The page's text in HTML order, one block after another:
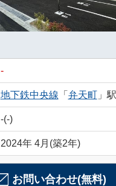
-
地下鉄中央線 「 弁天町」
-(-)
2024年 4月(築2年)
お問い合わせ(無料)